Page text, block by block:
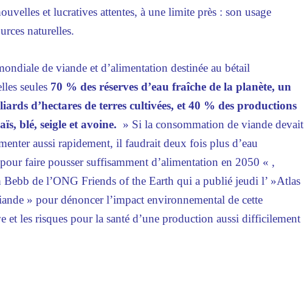
et lucratives attentes, à une limite près : son usage
naturelles.
de viande et d’alimentation destinée au bétail
seules 70 % des réserves d’eau fraîche de la planète, un
d’hectares de terres cultivées, et 40 % des productions
blé, seigle et avoine. » Si la consommation de viande devait
aussi rapidement, il faudrait deux fois plus d’eau
faire pousser suffisamment d’alimentation en 2050 « ,
de l’ONG Friends of the Earth qui a publié jeudi l’ »Atlas
» pour dénoncer l’impact environnemental de cette
et les risques pour la santé d’une production aussi difficilement